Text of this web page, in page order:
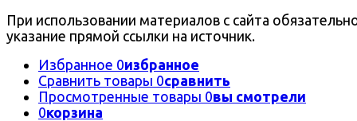
При использовании материалов с сайта
указание прямой ссылки на источник.
Избранное 0избранное
Сравнить товары 0сравнить
Просмотренные товары 0вы смотрели
0корзина